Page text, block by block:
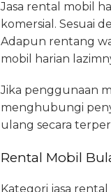
Jasa rental mobil
komersial. Sesuai
Adapun rentang
mobil harian
Jika penggunaan
menghubungi
ulang secara
Rental Mobil
Kategori jasa